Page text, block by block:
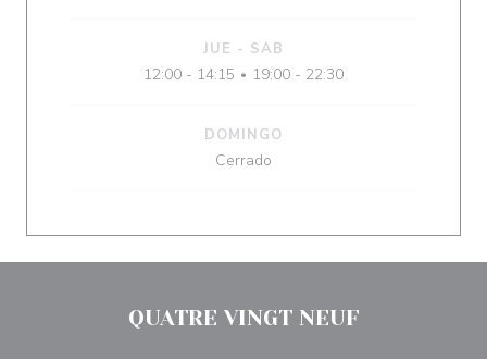
JUE - SAB
12:00 - 14:15 • 19:00 - 22:30
DOMINGO
Cerrado
QUATRE VINGT NEUF